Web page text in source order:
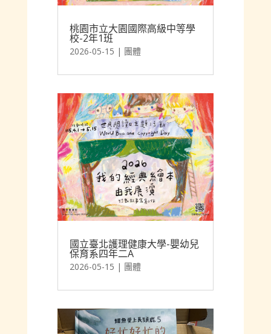
桃園市立大園國際高級中等學
校-2年1班
2026-05-15 | 團體
國立臺北護理健康大學-嬰幼兒
保育系四年二A
2026-05-15 | 團體